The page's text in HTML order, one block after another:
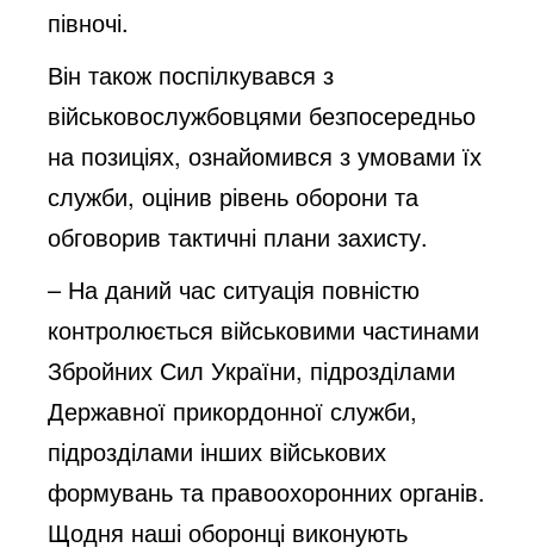
півночі.
Він також поспілкувався з
військовослужбовцями безпосередньо
на позиціях, ознайомився з умовами їх
служби, оцінив рівень оборони та
обговорив тактичні плани захисту.
– На даний час ситуація повністю
контролюється військовими частинами
Збройних Сил України, підрозділами
Державної прикордонної служби,
підрозділами інших військових
формувань та правоохоронних органів.
Щодня наші оборонці виконують